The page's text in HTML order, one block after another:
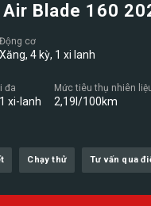
Air Blade 160
Động cơ
Xăng, 4 kỳ, 1 xi lanh
đa
xi-lanh
Mức tiêu thụ nhiên
2,19l/100km
Chạy thử Tư vấn qua